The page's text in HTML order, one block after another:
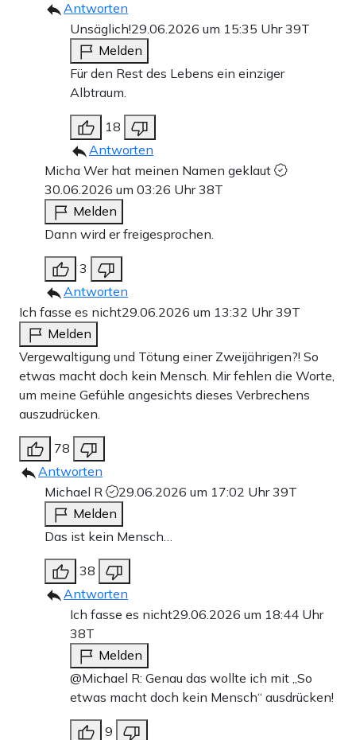
Antworten
Unsäglich!29.06.2026 um 15:35 Uhr39T
Melden
Für den Rest des Lebens ein einziger
Albtraum.
18
Antworten
Micha Wer hat meinen Namen geklaut
30.06.2026 um 03:26 Uhr38T
Melden
Dann wird er freigesprochen.
3
Antworten
Ich fasse es nicht29.06.2026 um 13:32 Uhr39T
Melden
Vergewaltigung und Tötung einer Zweijährigen?! So
etwas macht doch kein Mensch. Mir fehlen die Worte,
um meine Gefühle angesichts dieses Verbrechens
auszudrücken.
78
Antworten
Michael R
29.06.2026 um 17:02 Uhr39T
Melden
Das ist kein Mensch…
38
Antworten
Ich fasse es nicht29.06.2026 um 18:44 Uhr
38T
Melden
@Michael R: Genau das wollte ich mit „So
etwas macht doch kein Mensch“ ausdrücken!
9